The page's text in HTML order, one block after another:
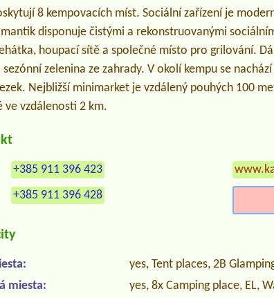
8 kempovacích míst. Sociální zařízení je
disponuje čistými a rekonstruovanými
houpací sítě a společné místo pro grilování.
sezónní zelenina ze zahrady. V okolí kempu se
Nejbližší minimarket je vzdálený pouhých 100
ve vzdálenosti 2 km.
+385 911 396 423
+385 911 396 428
yes, Tent places, 2B
miesta:
yes, 8x Camping place, EL,